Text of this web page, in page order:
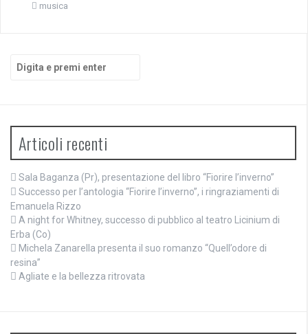
musica
Articoli recenti
Sala Baganza (Pr), presentazione del libro “Fiorire l’inverno”
Successo per l’antologia “Fiorire l’inverno”, i ringraziamenti di
Emanuela Rizzo
A night for Whitney, successo di pubblico al teatro Licinium di
Erba (Co)
Michela Zanarella presenta il suo romanzo “Quell’odore di
resina”
Agliate e la bellezza ritrovata